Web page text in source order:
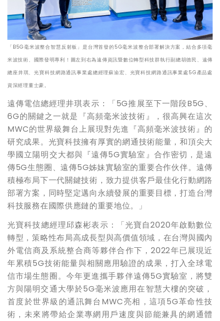
「B5G毫米波整合智慧反射板」是台灣首發的5G毫米波整合部署解決方案，結合多項毫
米波技術、國際發明專利！圖左到右為遠傳資訊暨數位轉型科技群執行副總胡德民、遠傳
總座井琪、光寶科技網路通訊事業處總經理蘇渝宏、光寶科技網路通訊事業處5G產品處
資深經理董士豪。
遠傳電信總經理井琪表示：「5G推展至下一階段B5G、
6G的關鍵之一就是『高頻毫米波技術』，很高興在這次
MWC的世界級舞台上展現對先進『高頻毫米波技術』的
研究成果。光寶科技擁有厚實的網通技術能量，和頂尖大
學國立陽明交大都與『遠傳5G實驗室』合作密切，是遠
傳5G生態圈、遠傳5G姊妹實驗室的重要合作伙伴。遠傳
積極布局下一代關鍵技術，致力提供客戶最佳化行動網路
部署方案，同時堅定邁向永續發展的重要目標，打造台灣
科技服務在國際供應鏈的重要地位。」
光寶科技總經理邱森彬表示：「光寶自2020年啟動數位
轉型，策略性布局高成長型與高價值領域，在台灣與國內
外電信商及系統整合商等夥伴合作下，2022年已展現近
年累積5G技術能量與相關應用驗證的成果，打入全球電
信市場生態圈。今年更進攜手夥伴遠傳5G實驗室，將雙
方與陽明交通大學於5G毫米波應用在智慧大樓的突破，
首度於世界級的通訊舞台MWC亮相，這項5G革命性技
術，未來將帶給企業專網用戶速度與節能兼具的網通體